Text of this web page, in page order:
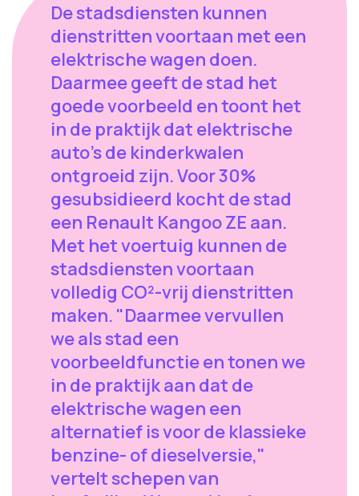
De stadsdiensten kunnen
dienstritten voortaan met een
elektrische wagen doen.
Daarmee geeft de stad het
goede voorbeeld en toont het
in de praktijk dat elektrische
auto's de kinderkwalen
ontgroeid zijn. Voor 30%
gesubsidieerd kocht de stad
een Renault Kangoo ZE aan.
Met het voertuig kunnen de
stadsdiensten voortaan
volledig CO²-vrij dienstritten
maken. "Daarmee vervullen
we als stad een
voorbeeldfunctie en tonen we
in de praktijk aan dat de
elektrische wagen een
alternatief is voor de klassieke
benzine- of dieselversie,"
vertelt schepen van